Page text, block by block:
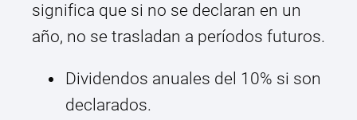
significa que si no se declaran en un
año, no se trasladan a períodos futuros.
Dividendos anuales del 10% si son
declarados.